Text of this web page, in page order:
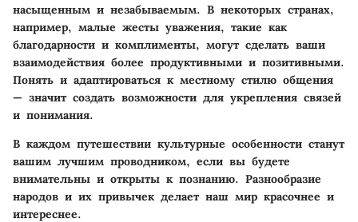
насыщенным и незабываемым. В некоторых странах,
например, малые жесты уважения, такие как
благодарности и комплименты, могут сделать ваши
взаимодействия более продуктивными и позитивными.
Понять и адаптироваться к местному стилю общения
— значит создать возможности для укрепления связей
и понимания.
В каждом путешествии культурные особенности станут
вашим лучшим проводником, если вы будете
внимательны и открыты к познанию. Разнообразие
народов и их привычек делает наш мир красочнее и
интереснее.